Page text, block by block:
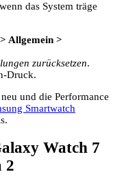
das System träge
Allgemein >
zurücksetzen.
und die Performance
Smartwatch
Watch 7
2